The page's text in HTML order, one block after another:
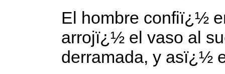
El hombre confiï¿½
arrojï¿½ el vaso al
derramada, y asï¿½